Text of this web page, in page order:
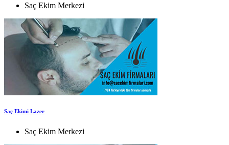
Saç Ekim Merkezi
Saç Ekimi Lazer
Saç Ekim Merkezi